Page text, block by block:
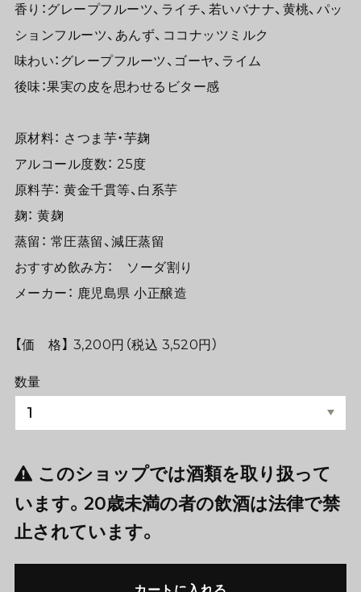
香り：グレープフルーツ、ライチ、若いバナナ、黄桃、パッ
ションフルーツ、あんず、ココナッツミルク
味わい：グレープフルーツ、ゴーヤ、ライム
後味：果実の皮を思わせるビター感
原材料： さつま芋・芋麹
アルコール度数： 25度
原料芋： 黄金千貫等、白系芋
麹： 黄麹
蒸留： 常圧蒸留、減圧蒸留
おすすめ飲み方： ソーダ割り
メーカー： 鹿児島県 小正醸造
【価 格】 3,200円（税込 3,520円）
数量
このショップでは酒類を取り扱って
います。20歳未満の者の飲酒は法律で禁
止されています。